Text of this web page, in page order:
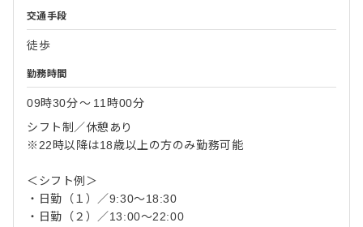
交通手段
徒歩
勤務時間
09時30分〜 11時00分
シフト制／休憩あり
※22時以降は18歳以上の方のみ勤務可能
＜シフト例＞
・日勤（１）／9:30～18:30
・日勤（２）／13:00～22:00